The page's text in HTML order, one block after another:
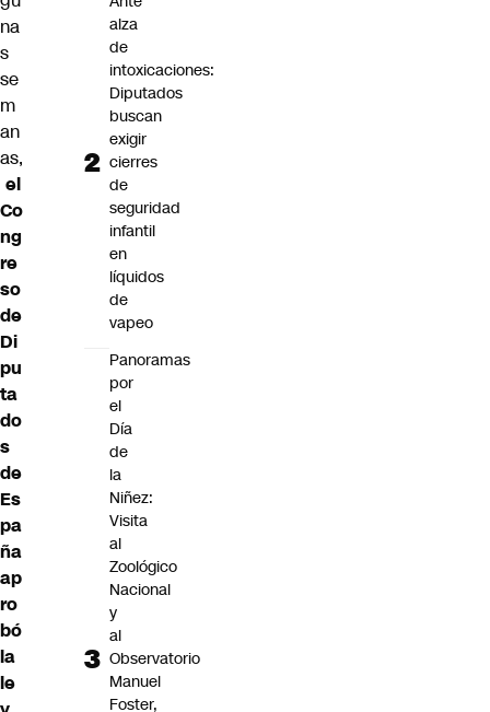
na
s
se
m
an
as,
el
Co
ng
re
so
de
Di
pu
ta
do
s
de
Es
pa
ña
ap
ro
bó
la
le
alza
de
intoxicaciones:
Diputados
buscan
exigir
cierres
de
seguridad
infantil
en
líquidos
de
vapeo
Panoramas
por
el
Día
de
la
Niñez:
Visita
al
Zoológico
Nacional
y
al
Observatorio
Manuel
Foster,